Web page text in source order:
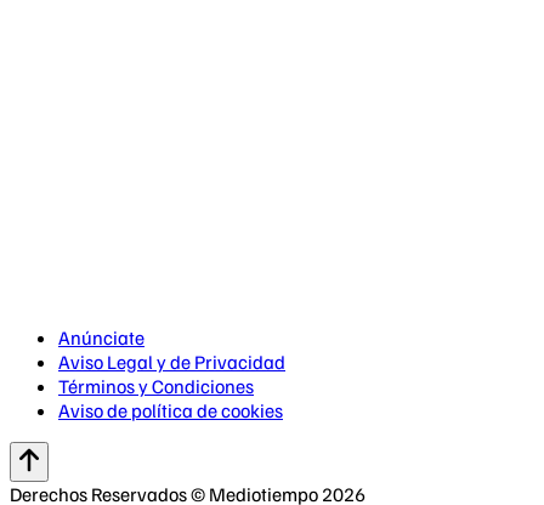
Anúnciate
Aviso Legal y de Privacidad
Términos y Condiciones
Aviso de política de cookies
Derechos Reservados © Mediotiempo 2026